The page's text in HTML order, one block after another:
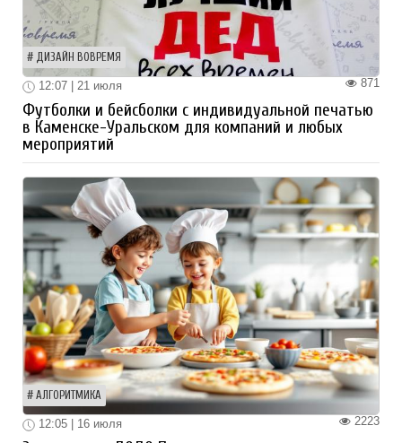
ДИЗАЙН ВОВРЕМЯ
871
12:07 | 21 июля
Футболки и бейсболки с индивидуальной печатью
в Каменске-Уральском для компаний и любых
мероприятий
АЛГОРИТМИКА
2223
12:05 | 16 июля